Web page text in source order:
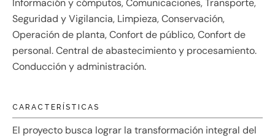
Información y cómputos, Comunicaciones, Transporte,
Seguridad y Vigilancia, Limpieza, Conservación,
Operación de planta, Confort de público, Confort de
personal. Central de abastecimiento y procesamiento.
Conducción y administración.
CARACTERÍSTICAS
El proyecto busca lograr la transformación integral del